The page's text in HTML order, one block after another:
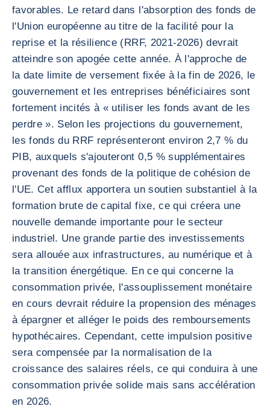
favorables. Le retard dans l'absorption des fonds de
l'Union européenne au titre de la facilité pour la
reprise et la résilience (RRF, 2021-2026) devrait
atteindre son apogée cette année. À l'approche de
la date limite de versement fixée à la fin de 2026, le
gouvernement et les entreprises bénéficiaires sont
fortement incités à « utiliser les fonds avant de les
perdre ». Selon les projections du gouvernement,
les fonds du RRF représenteront environ 2,7 % du
PIB, auxquels s'ajouteront 0,5 % supplémentaires
provenant des fonds de la politique de cohésion de
l'UE. Cet afflux apportera un soutien substantiel à la
formation brute de capital fixe, ce qui créera une
nouvelle demande importante pour le secteur
industriel. Une grande partie des investissements
sera allouée aux infrastructures, au numérique et à
la transition énergétique. En ce qui concerne la
consommation privée, l'assouplissement monétaire
en cours devrait réduire la propension des ménages
à épargner et alléger le poids des remboursements
hypothécaires. Cependant, cette impulsion positive
sera compensée par la normalisation de la
croissance des salaires réels, ce qui conduira à une
consommation privée solide mais sans accélération
en 2026.